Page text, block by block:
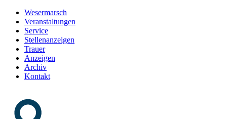
Wesermarsch
Veranstaltungen
Service
Stellenanzeigen
Trauer
Anzeigen
Archiv
Kontakt